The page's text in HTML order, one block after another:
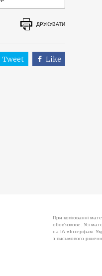
ДРУКУВАТИ
Tweet Like
При копіюванні
обов'язкове. Усі
на ІА «Інтерфакс-
з письмового